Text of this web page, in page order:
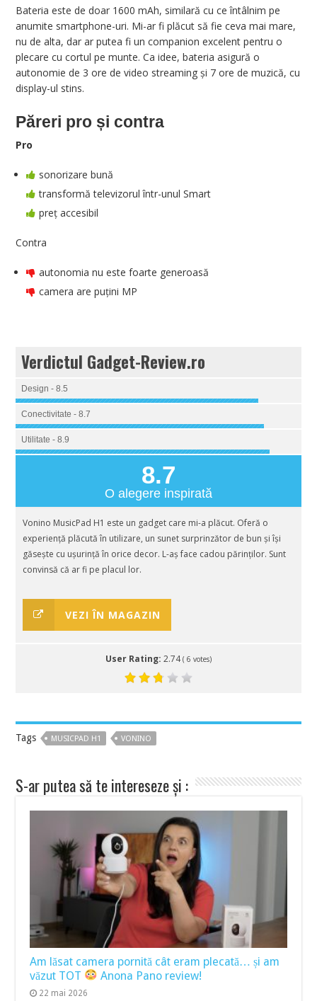
Bateria este de doar 1600 mAh, similară cu ce întâlnim pe
anumite smartphone-uri. Mi-ar fi plăcut să fie ceva mai mare,
nu de alta, dar ar putea fi un companion excelent pentru o
plecare cu cortul pe munte. Ca idee, bateria asigură o
autonomie de 3 ore de video streaming și 7 ore de muzică, cu
display-ul stins.
Păreri pro și contra
Pro
sonorizare bună
transformă televizorul într-unul Smart
preț accesibil
Contra
autonomia nu este foarte generoasă
camera are puțini MP
Verdictul Gadget-Review.ro
Design - 8.5
Conectivitate - 8.7
Utilitate - 8.9
8.7
O alegere inspirată
Vonino MusicPad H1 este un gadget care mi-a plăcut. Oferă o
experiență plăcută în utilizare, un sunet surprinzător de bun și își
găsește cu ușurință în orice decor. L-aș face cadou părinților. Sunt
convinsă că ar fi pe placul lor.
VEZI ÎN MAGAZIN
User Rating: 2.74 ( 6 votes)
Tags MUSICPAD H1 VONINO
S-ar putea să te intereseze și :
Am lăsat camera pornită cât eram plecată… și am
văzut TOT
Anona Pano review!
22 mai 2026